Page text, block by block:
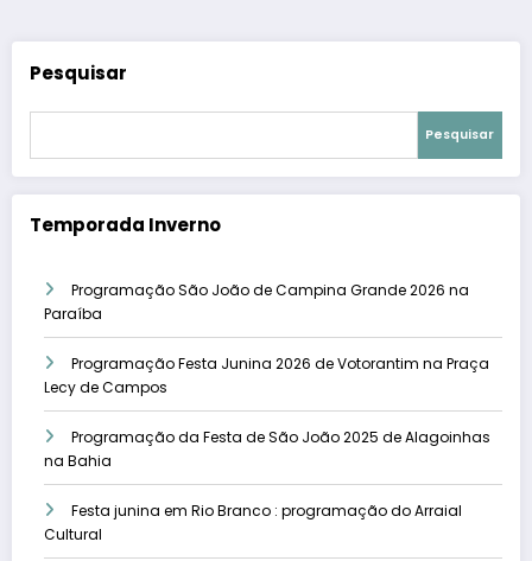
Pesquisar
Pesquisar
Temporada Inverno
Programação São João de Campina Grande 2026 na
Paraíba
Programação Festa Junina 2026 de Votorantim na Praça
Lecy de Campos
Programação da Festa de São João 2025 de Alagoinhas
na Bahia
Festa junina em Rio Branco : programação do Arraial
Cultural